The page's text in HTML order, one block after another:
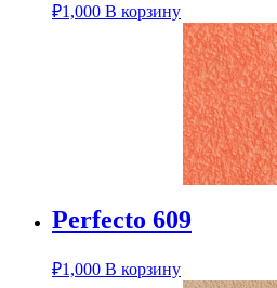
₽1,000 В корзину
Perfecto 609
₽1,000 В корзину